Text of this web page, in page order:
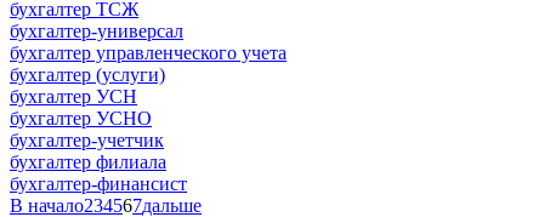
бухгалтер ТСЖ
бухгалтер-универсал
бухгалтер управленческого учета
бухгалтер (услуги)
бухгалтер УСН
бухгалтер УСНО
бухгалтер-учетчик
бухгалтер филиала
бухгалтер-финансист
В начало234567дальше